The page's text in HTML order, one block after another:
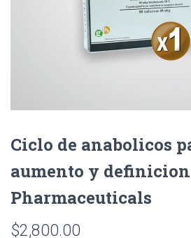
Ciclo de anabolicos
aumento y definicion
Pharmaceuticals
$2,800.00